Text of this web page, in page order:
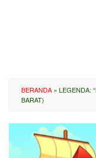
BERANDA » LEGENDA:
BARAT)